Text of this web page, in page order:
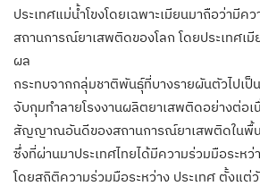
ประเทศแม่น้ำโขงโดยเฉพาะเมียนมาถือว่ามี
สถานการณ์ยาเสพติดของโลก โดยประเทศเมี
ผล
กระทบจากกลุ่มชาติพันธ์ุที่บางรายผันตัวไปเ
จับกุมทำลายโรงงานผลิตยาเสพติดอย่างต่อเ
สัญญาณอันดีของสถานการณ์ยาเสพติดในพื้น
ซึ่งที่ผ่านมาประเทศไทยได้มีความร่วมมือระหว่
โดยสถิติความร่วมมือระหว่าง ประเทศ ตั้งแ